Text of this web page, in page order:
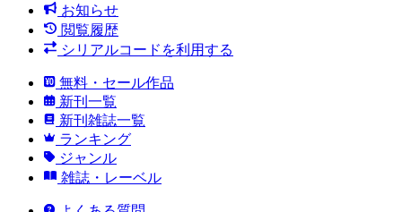
お知らせ
閲覧履歴
シリアルコードを利用する
無料・セール作品
新刊一覧
新刊雑誌一覧
ランキング
ジャンル
雑誌・レーベル